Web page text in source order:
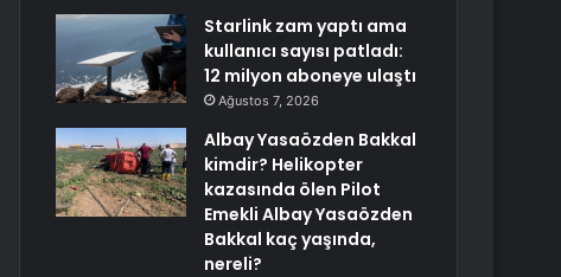
Starlink zam yaptı ama
kullanıcı sayısı patladı:
12 milyon aboneye ulaştı
Ağustos 7, 2026
Albay Yasaözden Bakkal
kimdir? Helikopter
kazasında ölen Pilot
Emekli Albay Yasaözden
Bakkal kaç yaşında,
nereli?